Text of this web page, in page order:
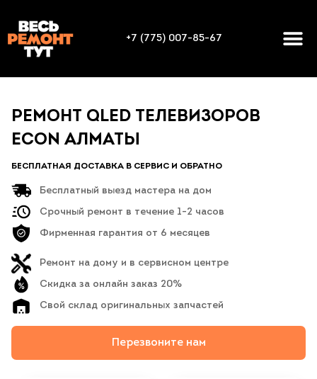
+7 (775) 007-85-67
РЕМОНТ QLED ТЕЛЕВИЗОРОВ
ECON АЛМАТЫ
БЕСПЛАТНАЯ ДОСТАВКА В СЕРВИС И ОБРАТНО
Бесплатный выезд мастера на дом
Срочный ремонт в течение 1-2 часов
Фирменная гарантия от 6 месяцев
Ремонт на дому и в сервисном центре
Скидка за онлайн заказ 20%
Свой склад оригинальных запчастей
Перезвоните нам